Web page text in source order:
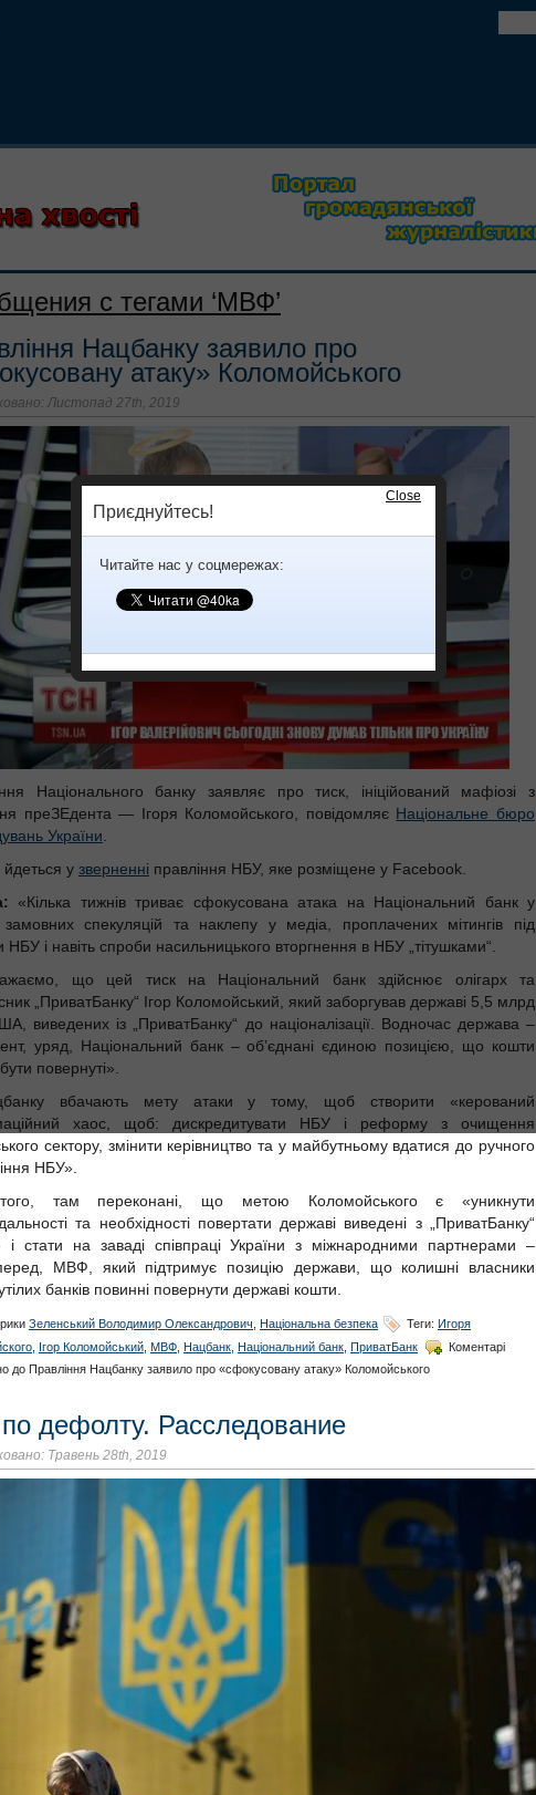
с тегами ‘МВФ’
Нацбанку заявило про
атаку» Коломойського
Листопад 27th, 2019
Національного банку заявляє про тиск, ініційований мафіозі з
преЗЕдента — Ігоря Коломойського, повідомляє Національне бюро
України
у зверненні правління НБУ, яке розміщене у Facebook.
«Кілька тижнів триває сфокусована атака на Національний банк у
спекуляцій та наклепу у медіа, проплачених мітингів під
НБУ і навіть спроби насильницького вторгнення в НБУ „тітушками“.
що цей тиск на Національний банк здійснює олігарх та
„ПриватБанку“ Ігор Коломойський, який заборгував державі 5,5 млрд
виведених із „ПриватБанку“ до націоналізації. Водночас держава –
уряд, Національний банк – об’єднані єдиною позицією, що кошти
повернуті».
вбачають мету атаки у тому, щоб створити «керований
хаос, щоб: дискредитувати НБУ і реформу з очищення
сектору, змінити керівництво та у майбутньому вдатися до ручного
НБУ».
там переконані, що метою Коломойського є «уникнути
та необхідності повертати державі виведені з „ПриватБанку“
і стати на заваді співпраці України з міжнародними партнерами –
МВФ, який підтримує позицію держави, що колишні власники
банків повинні повернути державі кошти.
Зеленський Володимир Олександрович Національна безпека Теги: Игоря
Ігор Коломойський МВФ Нацбанк Національний банк ПриватБанк
Коментарі
до Правління Нацбанку заявило про «сфокусовану атаку» Коломойського
дефолту. Расследование
Травень 28th, 2019
Close
Приєднуйтесь!
Читайте нас у соцмережах: